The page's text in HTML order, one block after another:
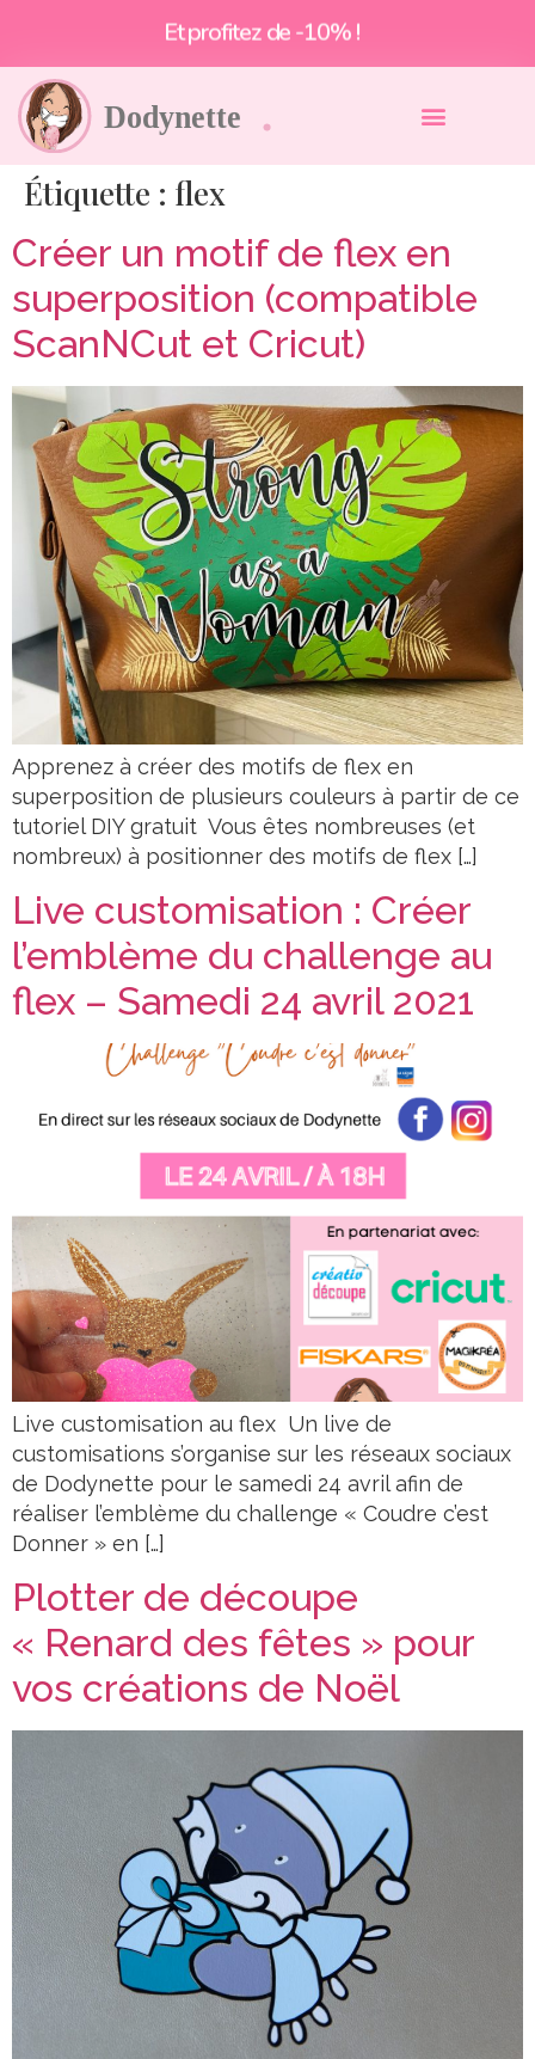
Et profitez de -10% !
Étiquette : flex
Créer un motif de flex en
superposition (compatible
ScanNCut et Cricut)
Apprenez à créer des motifs de flex en
superposition de plusieurs couleurs à partir de ce
tutoriel DIY gratuit Vous êtes nombreuses (et
nombreux) à positionner des motifs de flex […]
Live customisation : Créer
l’emblème du challenge au
flex – Samedi 24 avril 2021
Live customisation au flex Un live de
customisations s’organise sur les réseaux sociaux
de Dodynette pour le samedi 24 avril afin de
réaliser l’emblème du challenge « Coudre c’est
Donner » en […]
Plotter de découpe
« Renard des fêtes » pour
vos créations de Noël